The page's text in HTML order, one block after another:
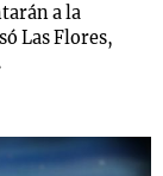
a la
Las Flores,